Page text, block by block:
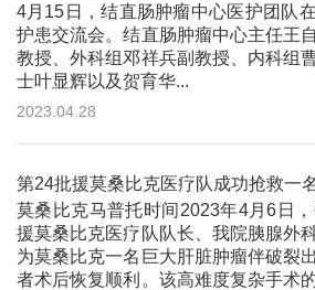
4月15日，结直肠肿瘤中心医护团队
护患交流会。结直肠肿瘤中心主任王
教授、外科组邓祥兵副教授、内科组
士叶显辉以及贺育华...
2023.04.28
莫桑比克马普托时间2023年4月6日
援莫桑比克医疗队队长、我院胰腺外
为莫桑比克一名巨大肝脏肿瘤伴破裂
者术后恢复顺利。该高难度复杂手术